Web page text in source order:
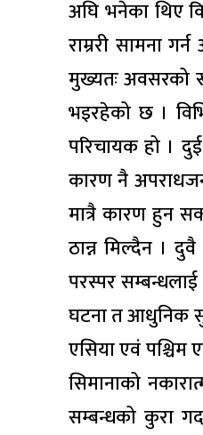
अघि भनेका थिए
राम्ररी सामना
मुख्यतः अवसरको
भइरहेको छ ।
परिचायक हो ।
कारण नै
मात्रै कारण हुन
ठान्न मिल्दैन ।
परस्पर
घटना त आधुनिक
एसिया एवं
सिमानाको
सम्बन्धको कुरा